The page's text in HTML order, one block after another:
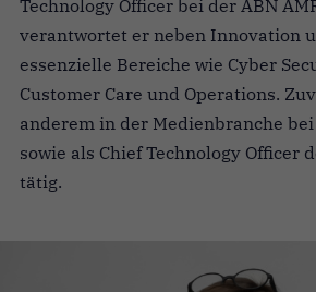
Technology Officer bei der ABN
verantwortet er neben Innovation
essenzielle Bereiche wie Cyber
Customer Care und Operations.
anderem in der Medienbranche
sowie als Chief Technology Officer
tätig.